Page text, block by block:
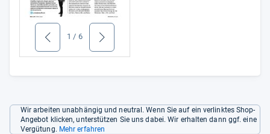
zurück 1 / 6 weiter
Wir arbeiten unabhängig und neutral. Wenn Sie auf ein verlinktes Shop-
Angebot klicken, unterstützen Sie uns dabei. Wir erhalten dann ggf. eine
Vergütung. Mehr erfahren